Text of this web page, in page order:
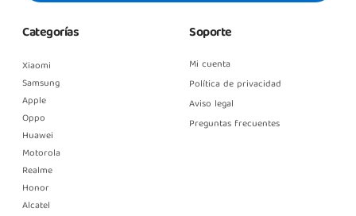
Categorías
Xiaomi
Samsung
Apple
Oppo
Huawei
Motorola
Realme
Honor
Alcatel
Soporte
Mi cuenta
Política de privacidad
Aviso legal
Preguntas frecuentes